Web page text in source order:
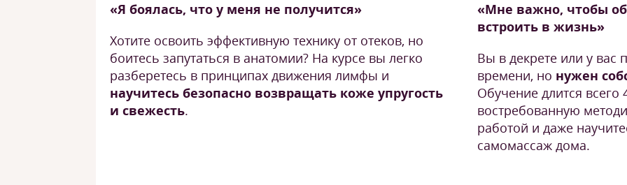
«Я боялась, что у меня не получится»
Хотите освоить эффективную технику от отеков, но
боитесь запутаться в анатомии? На курсе вы легко
разберетесь в принципах движения лимфы и
научитесь безопасно возвращать коже упругость
и свежесть.
«Мне важно, чтобы
встроить в жизнь»
Вы в декрете или у вас
времени, но нужен
Обучение длится
востребованную
работой и даже
самомассаж дома.